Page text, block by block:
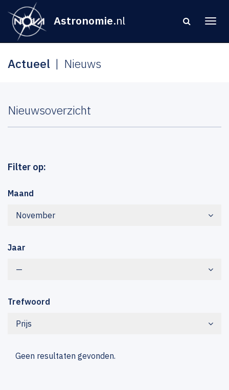
Astronomie.nl
Actueel Nieuws
Nieuwsoverzicht
Filter op:
Maand
November
Jaar
—
Trefwoord
Prijs
Geen resultaten gevonden.